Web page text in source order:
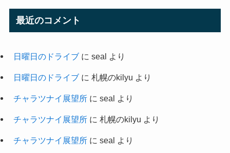
最近のコメント
日曜日のドライブに seal より
日曜日のドライブに 札幌のkilyu より
チャラツナイ展望所に seal より
チャラツナイ展望所に 札幌のkilyu より
チャラツナイ展望所に seal より